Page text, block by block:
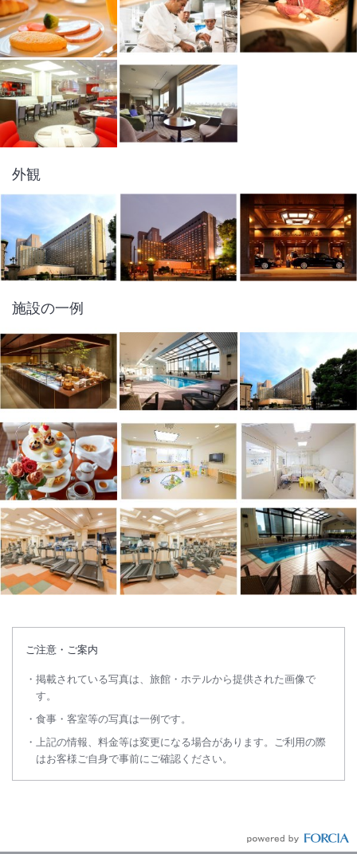
外観
施設の一例
ご注意・ご案内
掲載されている写真は、旅館・ホテルから提供された画像で
す。
食事・客室等の写真は一例です。
上記の情報、料金等は変更になる場合があります。ご利用の際
はお客様ご自身で事前にご確認ください。